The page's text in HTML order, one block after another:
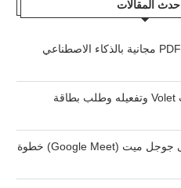
أحدث المقالات
أفضل 5 مواقع تلخيص PDF مجانية بالذكاء الاصطناعي
إنشاء حساب بنك فولت Volet وتفعيله وطلب بطاقة
كيفية إنشاء اجتماع على جوجل ميت (Google Meet) خطوة